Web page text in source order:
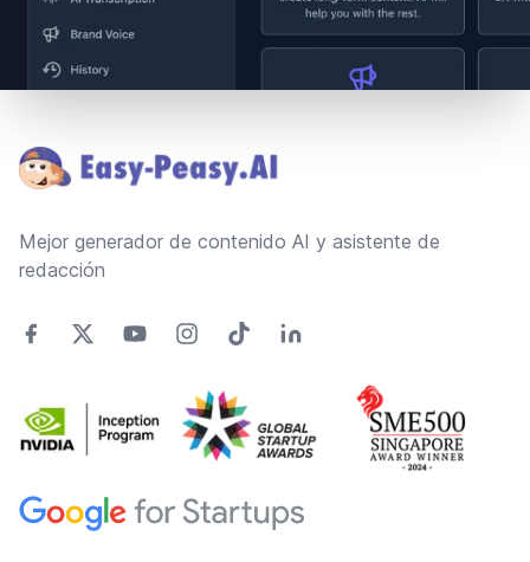
Mejor generador de contenido AI y asistente de
redacción